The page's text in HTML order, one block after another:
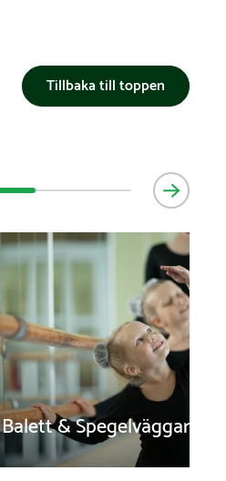
Tillbaka till toppen
Balett & Spegelväggar